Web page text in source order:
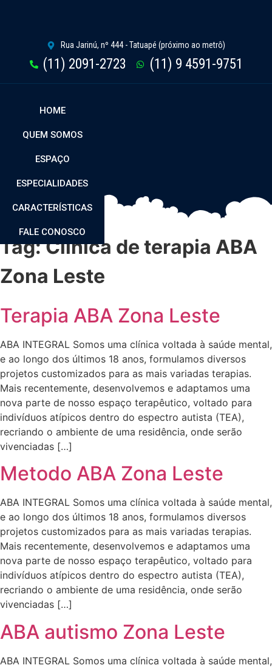
Rua Jarinú, nº 444 - Tatuapé (próximo ao metrô)
(11) 2091-2723 (11) 9 4591-9751
HOME
QUEM SOMOS
ESPAÇO
ESPECIALIDADES
CARACTERÍSTICAS
FALE CONOSCO
Tag:Clinica de terapia ABA
Zona Leste
Terapia ABA Zona Leste
ABA INTEGRAL Somos uma clínica voltada à saúde mental,
e ao longo dos últimos 18 anos, formulamos diversos
projetos customizados para as mais variadas terapias.
Mais recentemente, desenvolvemos e adaptamos uma
nova parte de nosso espaço terapêutico, voltado para
indivíduos atípicos dentro do espectro autista (TEA),
recriando o ambiente de uma residência, onde serão
vivenciadas […]
Metodo ABA Zona Leste
ABA INTEGRAL Somos uma clínica voltada à saúde mental,
e ao longo dos últimos 18 anos, formulamos diversos
projetos customizados para as mais variadas terapias.
Mais recentemente, desenvolvemos e adaptamos uma
nova parte de nosso espaço terapêutico, voltado para
indivíduos atípicos dentro do espectro autista (TEA),
recriando o ambiente de uma residência, onde serão
vivenciadas […]
ABA autismo Zona Leste
ABA INTEGRAL Somos uma clínica voltada à saúde mental,